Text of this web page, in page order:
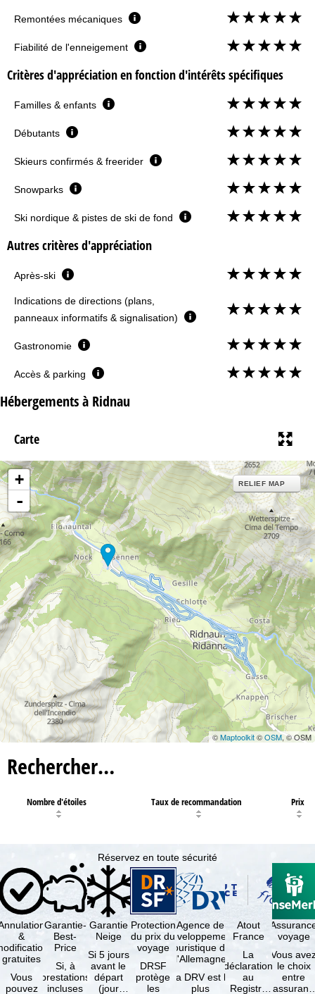
Remontées mécaniques
Fiabilité de l'enneigement
Critères d'appréciation en fonction d'intérêts spécifiques
Familles & enfants
Débutants
Skieurs confirmés & freerider
Snowparks
Ski nordique & pistes de ski de fond
Autres critères d'appréciation
Après-ski
Indications de directions (plans,
panneaux informatifs & signalisation)
Gastronomie
Accès & parking
Hébergements à Ridnau
Carte
+
-
RELIEF MAP
©Maptoolkit©OSM, © OSM
Rechercher…
Nombre d'étoiles Taux de recommandation Prix
Réservez en toute sécurité
&
gratuites
Vous
pouvez
Garantie-
Best-
Price
Si, à
prestations
incluses
Garantie
Neige
Si 5 jours
avant le
départ
(jour
Protection
du prix du
voyage
DRSF
protège
les
Agence de
développement
touristique de
l'Allemagne
La DRV est la
plus
Atout
France
La
déclaration
au
Registre
voyage
Vous
le choix
entre